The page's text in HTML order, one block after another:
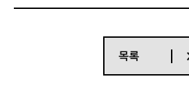
목록